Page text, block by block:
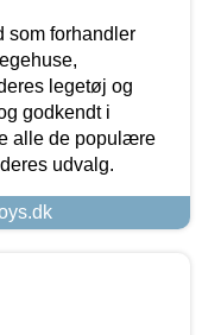
som forhandler
legetøj og
godkendt i
alle de populære
udvalg.